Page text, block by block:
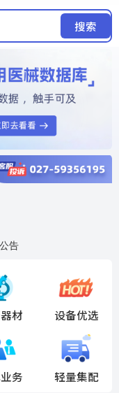
搜索
告
材 设备优选
务 轻量集配